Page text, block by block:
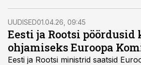
on kormoranide küttimine lubatud
novembrini, kuid ministeeriumi
jahiaega pikendada varakevadisele
linnud naasevad pesitsusaladele,
pesitsema asunud.
UUDISED01.04.26, 09:45
Eesti ja Rootsi
ohjamiseks Euroopa
Eesti ja Rootsi ministrid saatsid